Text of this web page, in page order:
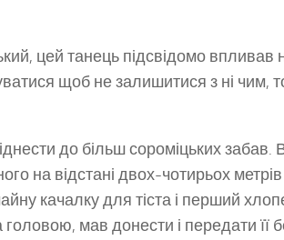
цей танець підсвідомо впливав
щоб не залишитися з ні чим,
до більш сороміцьких забав.
на відстані двох-чотирьох
качалку для тіста і перший
головою, мав донести і передати її